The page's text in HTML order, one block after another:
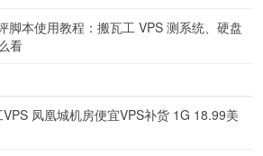
脚本使用教程：搬瓦工 VPS 测系统、硬盘
看
凤凰城机房便宜VPS补货 1G 18.99美